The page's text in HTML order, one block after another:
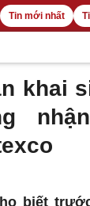
Tin mới nhất
khai
biết